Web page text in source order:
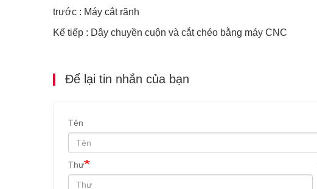
trước : Máy cắt rãnh
Kế tiếp : Dây chuyền cuộn và cắt chéo bằng máy CNC
Để lại tin nhắn của bạn
Tên
Thư